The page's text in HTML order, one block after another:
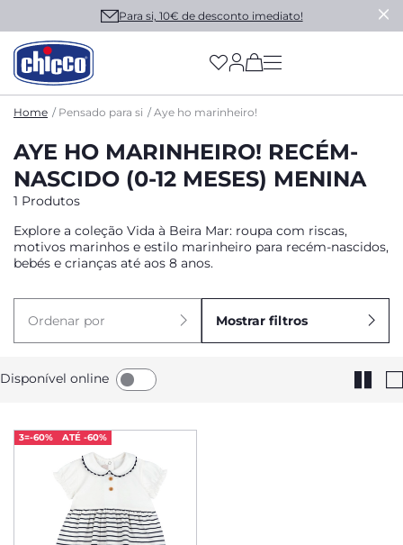
Para si, 10€ de desconto imediato!
(has more options
Home Pensado para si Aye ho marinheiro!
AYE HO MARINHEIRO! RECÉM-
NASCIDO (0-12 MESES) MENINA
1 Produtos
Explore a coleção Vida à Beira Mar: roupa com riscas,
motivos marinhos e estilo marinheiro para recém-nascidos,
bebés e crianças até aos 8 anos.
Ordenar por Mostrar filtros
Disponível online
3=-60% ATÉ -60%